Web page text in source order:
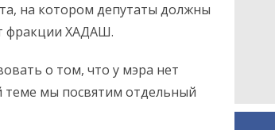
на котором депутаты должны
фракции ХАДАШ.
о том, что у мэра нет
теме мы посвятим отдельный